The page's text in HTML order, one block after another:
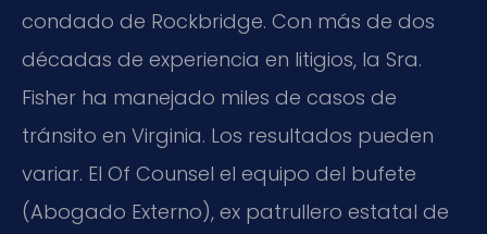
condado de Rockbridge. Con más de dos
décadas de experiencia en litigios, la Sra.
Fisher ha manejado miles de casos de
tránsito en Virginia. Los resultados pueden
variar. El Of Counsel el equipo del bufete
(Abogado Externo), ex patrullero estatal de